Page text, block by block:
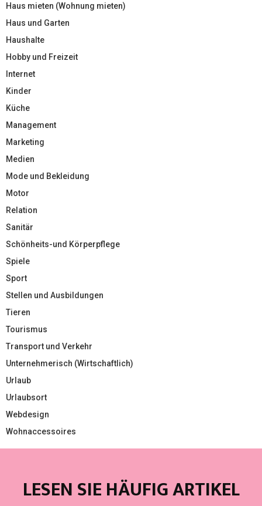
Haus mieten (Wohnung mieten)
Haus und Garten
Haushalte
Hobby und Freizeit
Internet
Kinder
Küche
Management
Marketing
Medien
Mode und Bekleidung
Motor
Relation
Sanitär
Schönheits-und Körperpflege
Spiele
Sport
Stellen und Ausbildungen
Tieren
Tourismus
Transport und Verkehr
Unternehmerisch (Wirtschaftlich)
Urlaub
Urlaubsort
Webdesign
Wohnaccessoires
LESEN SIE HÄUFIG ARTIKEL